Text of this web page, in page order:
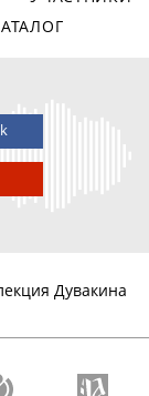
Дувакина